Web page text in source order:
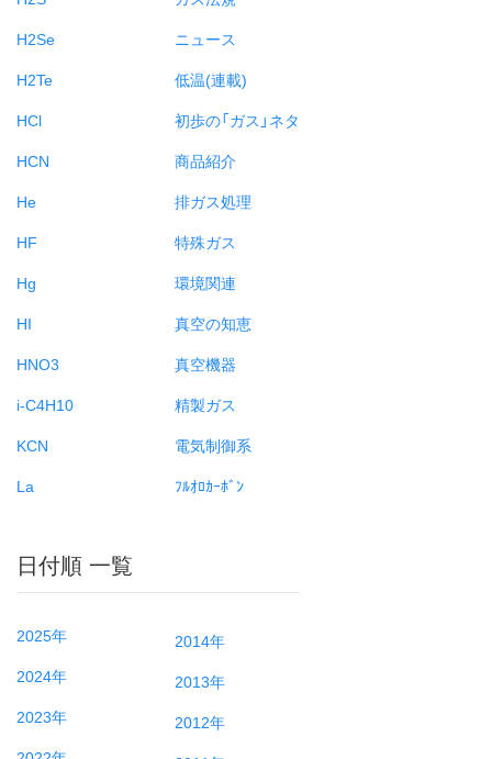
H2Se
H2Te
HCl
HCN
He
HF
Hg
HI
HNO3
i-C4H10
KCN
La
ニュース
低温(連載)
初歩の「ガス」ネタ
商品紹介
排ガス処理
特殊ガス
環境関連
真空の知恵
真空機器
精製ガス
電気制御系
ﾌﾙｵﾛｶｰﾎﾞﾝ
日付順 一覧
2025年
2024年
2023年
2014年
2013年
2012年